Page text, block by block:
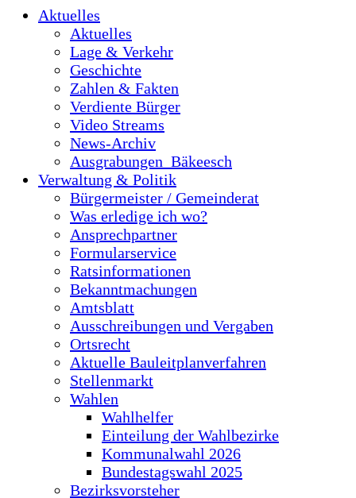
Aktuelles
Aktuelles
Lage & Verkehr
Geschichte
Zahlen & Fakten
Verdiente Bürger
Video Streams
News-Archiv
Ausgrabungen_Bäkeesch
Verwaltung & Politik
Bürgermeister / Gemeinderat
Was erledige ich wo?
Ansprechpartner
Formularservice
Ratsinformationen
Bekanntmachungen
Amtsblatt
Ausschreibungen und Vergaben
Ortsrecht
Aktuelle Bauleitplanverfahren
Stellenmarkt
Wahlen
Wahlhelfer
Einteilung der Wahlbezirke
Kommunalwahl 2026
Bundestagswahl 2025
Bezirksvorsteher